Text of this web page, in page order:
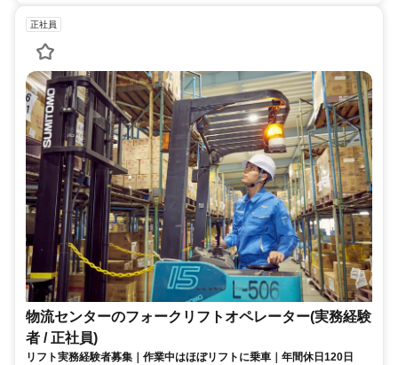
正社員
物流センターのフォークリフトオペレーター(実務経験
者 / 正社員)
リフト実務経験者募集｜作業中はほぼリフトに乗車｜年間休日120日